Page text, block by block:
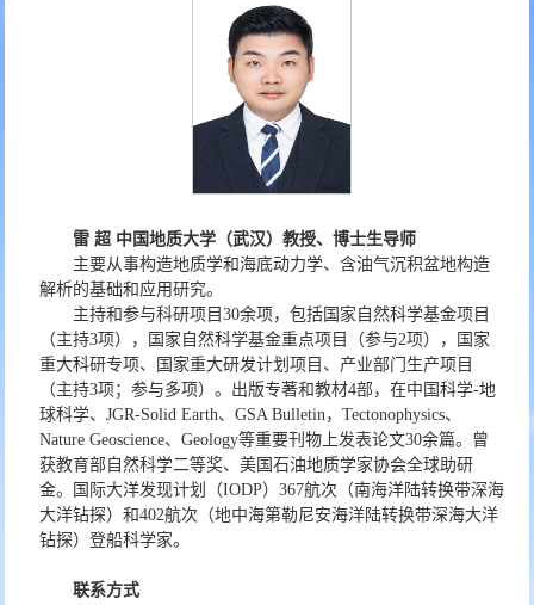
雷 超 中国地质大学（武汉）教授、博士生导师
主要从事构造地质学和海底动力学、含油气沉积盆地构造
解析的基础和应用研究。
主持和参与科研项目30余项，包括国家自然科学基金项目
（主持3项），国家自然科学基金重点项目（参与2项），国家
重大科研专项、国家重大研发计划项目、产业部门生产项目
（主持3项；参与多项）。出版专著和教材4部，在中国科学-地
球科学、JGR-Solid Earth、GSA Bulletin，Tectonophysics、
Nature Geoscience、Geology等重要刊物上发表论文30余篇。曾
获教育部自然科学二等奖、美国石油地质学家协会全球助研
金。国际大洋发现计划（IODP）367航次（南海洋陆转换带深海
大洋钻探）和402航次（地中海第勒尼安海洋陆转换带深海大洋
钻探）登船科学家。
联系方式